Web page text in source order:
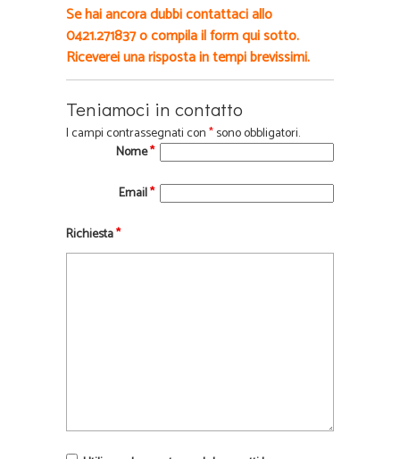
Se hai ancora dubbi contattaci allo
0421.271837 o compila il form qui sotto.
Riceverei una risposta in tempi brevissimi.
Teniamoci in contatto
I campi contrassegnati con*sono obbligatori.
Nome*
Email*
Richiesta*